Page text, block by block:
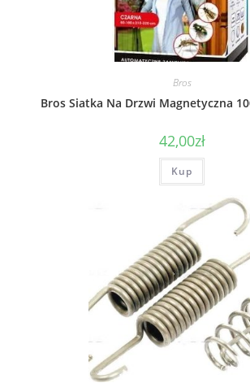
Bros
Bros Siatka Na Drzwi Magnetyczna
42,00zł
Kup